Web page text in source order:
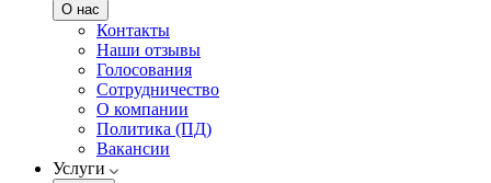
О нас
Контакты
Наши отзывы
Голосования
Сотрудничество
О компании
Политика (ПД)
Вакансии
Услуги